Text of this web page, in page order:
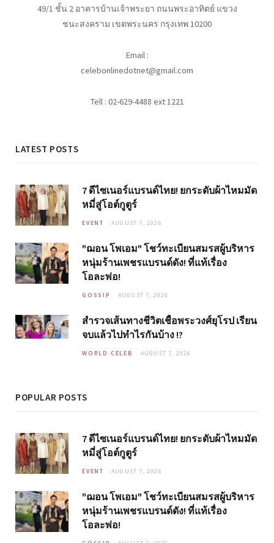
49/1 ชั้น 2 อาคารบ้านเจ้าพระยา ถนนพระอาทิตย์ แขวง
ชนะสงคราม เขตพระนคร กรุงเทพ 10200
Email :
celebonlinedotnet@gmail.com
Tell : 02-629-4488 ext 1221
LATEST POSTS
7 ดีไซเนอร์แบรนด์ไทย! ยกระดับผ้าไหมมัด
หมี่สู่โอต์กูตูร์
EVENT AUGUST 7, 2026
"ฌอน โพเอม" โชว์ทะเบียนสมรสผู้บริหาร
หนุ่มร้านเพชรแบรนด์ดัง! ที่แท้เรื่อง
โอละพ่อ!
GOSSIP AUGUST 7, 2026
สำรวจเส้นทางชีวิตเชื้อพระวงศ์ยุโรป เรียน
จบแล้วไปทำไรกันบ้าง !?
WORLD CELEB AUGUST 7, 2026
POPULAR POSTS
7 ดีไซเนอร์แบรนด์ไทย! ยกระดับผ้าไหมมัด
หมี่สู่โอต์กูตูร์
EVENT AUGUST 7, 2026
"ฌอน โพเอม" โชว์ทะเบียนสมรสผู้บริหาร
หนุ่มร้านเพชรแบรนด์ดัง! ที่แท้เรื่อง
โอละพ่อ!